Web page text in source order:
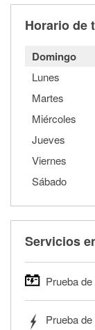
Horario de
Domingo
Lunes
Martes
Miércoles
Jueves
Viernes
Sábado
Servicios
Prueba
autos,Prueba